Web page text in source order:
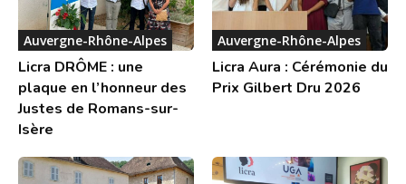
Auvergne-Rhône-Alpes
Licra DRÔME : une
plaque en l’honneur des
Justes de Romans-sur-
Isère
Auvergne-Rhône-Alpes
Licra Aura : Cérémonie du
Prix Gilbert Dru 2026